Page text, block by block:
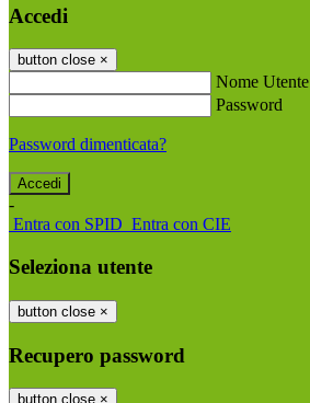
Accedi
button close ×
Nome Utente
Password
Password dimenticata?
-
Entra con SPID Entra con CIE
Seleziona utente
button close ×
Recupero password
button close ×